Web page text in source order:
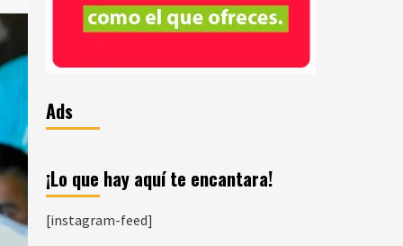
Ads
¡Lo que hay aquí te encantara!
[instagram-feed]